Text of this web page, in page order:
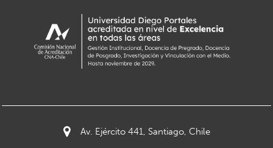
Av. Ejército 441, Santiago, Chile